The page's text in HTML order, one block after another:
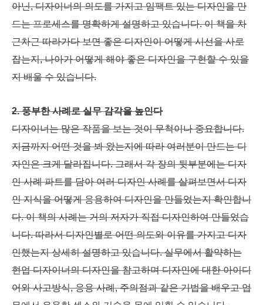
아닌, 디자이너의 의도를 가지고 임팩트 있는 디자인을 만
드는 프로세스를 명확하게 설명하고 있습니다. 이 책을 차
근차근 따라가다 보면 좋은 디자인이 어떻게 시선을 사로
잡는지, 나아가 어떻게 해야 좋은 디자인을 구현할 수 있을
지 배울 수 있습니다.
2. 풍부한 사례로 실무 감각을 높인다
디자이너는 많은 작품을 보는 것이 무척이나 중요합니다.
지금까지 어떤 것을 봐 왔는지에 따라 여러분이 만드는 디
자인은 크게 달라집니다. 그래서 각 장의 뒷부분에는 디자
인 사례 파트를 담아 여러 디자인 사례를 살펴보면서 디자
인 지식을 어떻게 응용하여 디자인을 만들었는지 확인합니
다. 이 책의 사례는 거의 저자가 직접 디자인하여 만들었습
니다. 따라서 디자인별로 어떤 의도와 이유를 가지고 디자
인했는지 상세히 설명하고 있습니다. 실무에서 활약하는
현업 디자이너의 디자인을 참고하며 디자인에 대한 아이디
어와 사고방식, 응용 사례, 주의점과 같은 기법을 배우고 업